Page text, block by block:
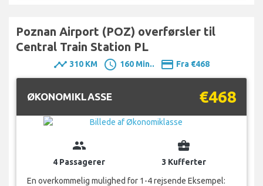
Poznan Airport (POZ) overførsler til
Central Train Station PL
timeline 310 KM schedule 160 Min.. payment Fra €468
ØKONOMIKLASSE €468
group
4 Passagerer
business_center
3 Kufferter
En overkommelig mulighed for 1-4 rejsende Eksempel: